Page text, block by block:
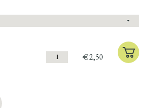
€2,50